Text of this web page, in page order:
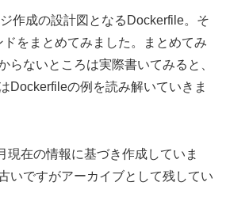
作成の設計図となるDockerfile。そ
をまとめてみました。まとめてみ
らないところは実際書いてみると、
Dockerfileの例を読み解いていきま
在の情報に基づき作成していま
いですがアーカイブとして残してい